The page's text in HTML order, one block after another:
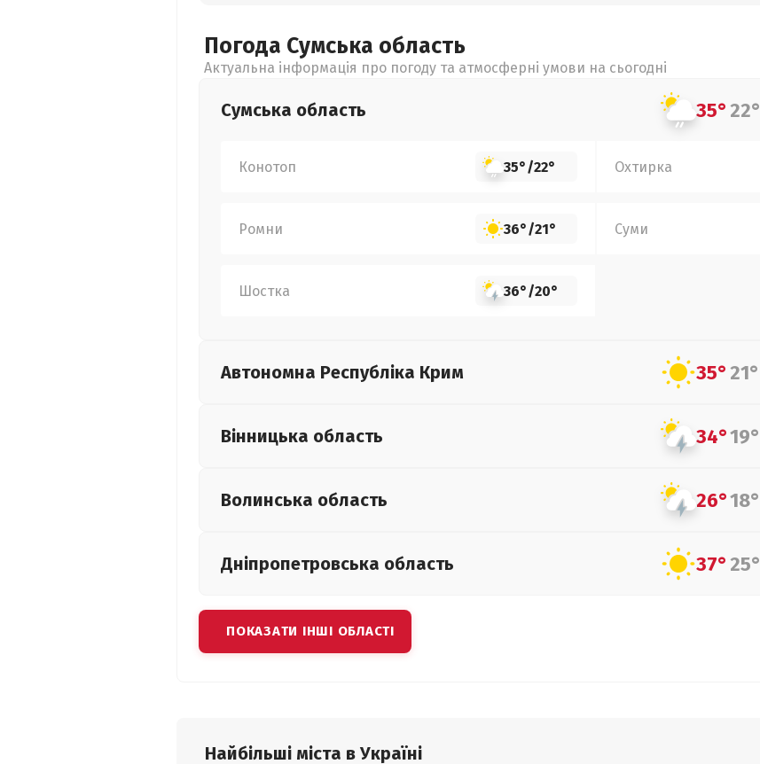
Погода Сумська область
Актуальна інформація про погоду та атмосферні умови на сьогодні
Сумська область 35°22°
Конотоп 35°/22° Охтирка
Ромни 36°/21° Суми
Шостка 36°/20°
Автономна Республіка Крим 35°21°
Вінницька область 34°19°
Волинська область 26°18°
Дніпропетровська область 37°25°
ПОКАЗАТИ ІНШІ ОБЛАСТІ
Найбільші міста в Україні